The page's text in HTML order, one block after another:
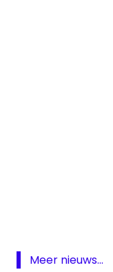
Oranje
Meer nieuws...